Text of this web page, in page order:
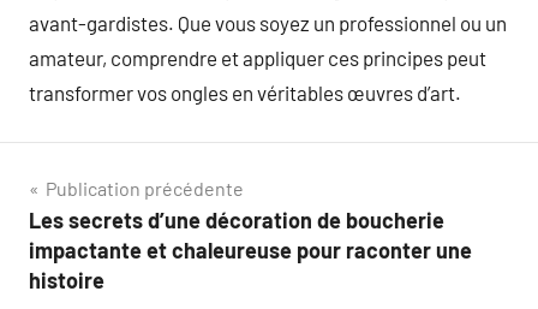
avant-gardistes. Que vous soyez un professionnel ou un
amateur, comprendre et appliquer ces principes peut
transformer vos ongles en véritables œuvres d’art.
Navigation
de
l’article
Publication précédente
Les secrets d’une décoration de boucherie
impactante et chaleureuse pour raconter une
histoire